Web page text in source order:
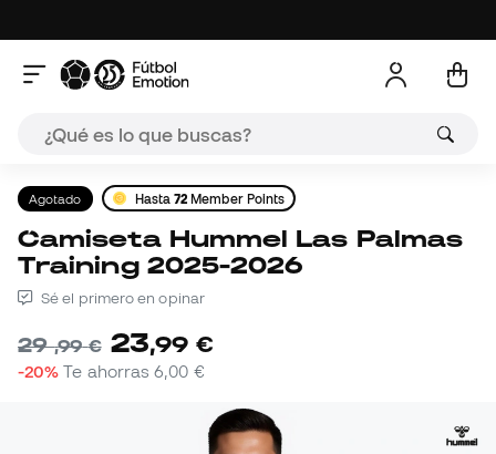
Agotado Hasta72 Member Points
Camiseta Hummel Las Palmas
Training 2025-2026
Sé el primero en opinar
29,99 € 23,99 €
-20% Te ahorras6,00 €